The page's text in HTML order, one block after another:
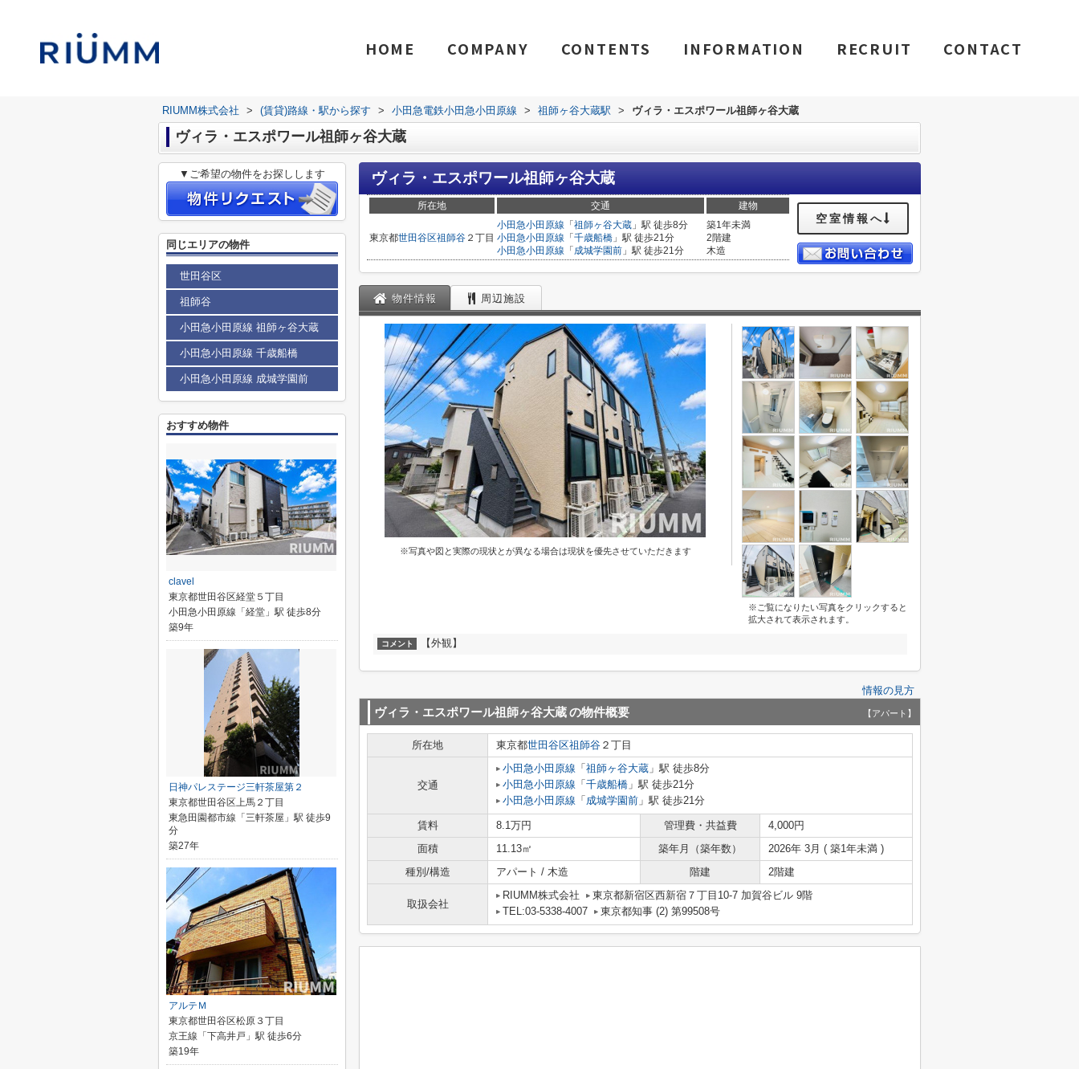
HOME COMPANY CONTENTS INFORMATION RECRUIT CONTACT
RIUMM株式会社 > (賃貸)路線・駅から探す > 小田急電鉄小田急小田原線 > 祖師ヶ谷大蔵駅 > ヴィラ・エスポワール祖師ヶ谷大蔵
ヴィラ・エスポワール祖師ヶ谷大蔵
ヴィラ・エスポワール祖師ヶ谷大蔵
所在地 交通 建物
東京都世田谷区祖師谷 ２丁目
小田急小田原線 「 祖師ヶ谷大蔵 」駅 徒歩8分
小田急小田原線 「 千歳船橋 」駅 徒歩21分
小田急小田原線 「 成城学園前 」駅 徒歩21分
築1年未満
2階建
木造
空室情報へ
物件情報 周辺施設
※写真や図と実際の現状とが異なる場合は現状を優先させていただきます
※ご覧になりたい写真をクリックすると
拡大されて表示されます。
コメント 【外観】
情報の見方
ヴィラ・エスポワール祖師ヶ谷大蔵の物件概要 【アパート】
所在地 東京都世田谷区祖師谷 ２丁目
交通
小田急小田原線 「 祖師ヶ谷大蔵 」駅 徒歩8分
小田急小田原線 「 千歳船橋 」駅 徒歩21分
小田急小田原線 「 成城学園前 」駅 徒歩21分
賃料 8.1万円 管理費・共益費
4,000円
面積
11.13㎡ 築年月（築年数）
2026年 3月 ( 築1年未満 )
種別/構造
アパート / 木造 階建 2階建
取扱会社
RIUMM株式会社
東京都新宿区西新宿７丁目10-7 加賀谷ビル 9階
TEL:03-5338-4007
東京都知事 (2) 第99508号
▼ご希望の物件をお探しします
同じエリアの物件
世田谷区
祖師谷
小田急小田原線 祖師ヶ谷大蔵
小田急小田原線 千歳船橋
小田急小田原線 成城学園前
おすすめ物件
clavel
東京都世田谷区経堂５丁目
小田急小田原線「経堂」駅 徒歩8分
築9年
日神パレステージ三軒茶屋第２
東京都世田谷区上馬２丁目
東急田園都市線「三軒茶屋」駅 徒歩9
分
築27年
アルテＭ
東京都世田谷区松原３丁目
京王線「下高井戸」駅 徒歩6分
築19年